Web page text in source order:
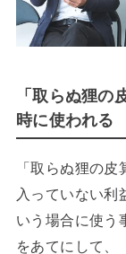
「取らぬ狸の
時に使われる
「取らぬ狸の
入っていない利
いう場合に使う
をあてにして、